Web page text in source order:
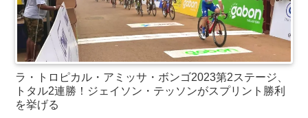
ラ・トロピカル・アミッサ・ボンゴ2023第2ステージ、
トタル2連勝！ジェイソン・テッソンがスプリント勝利
を挙げる